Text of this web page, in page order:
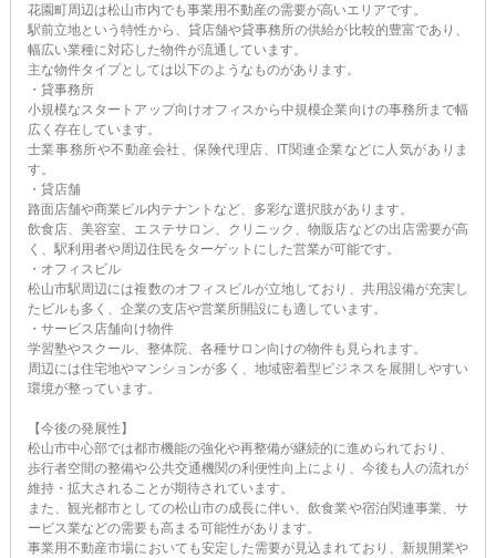
花園町周辺は松山市内でも事業用不動産の需要が高いエリアです。
駅前立地という特性から、貸店舗や貸事務所の供給が比較的豊富であり、
幅広い業種に対応した物件が流通しています。
主な物件タイプとしては以下のようなものがあります。
・貸事務所
小規模なスタートアップ向けオフィスから中規模企業向けの事務所まで幅
広く存在しています。
士業事務所や不動産会社、保険代理店、IT関連企業などに人気がありま
す。
・貸店舗
路面店舗や商業ビル内テナントなど、多彩な選択肢があります。
飲食店、美容室、エステサロン、クリニック、物販店などの出店需要が高
く、駅利用者や周辺住民をターゲットにした営業が可能です。
・オフィスビル
松山市駅周辺には複数のオフィスビルが立地しており、共用設備が充実し
たビルも多く、企業の支店や営業所開設にも適しています。
・サービス店舗向け物件
学習塾やスクール、整体院、各種サロン向けの物件も見られます。
周辺には住宅地やマンションが多く、地域密着型ビジネスを展開しやすい
環境が整っています。
【今後の発展性】
松山市中心部では都市機能の強化や再整備が継続的に進められており、
歩行者空間の整備や公共交通機関の利便性向上により、今後も人の流れが
維持・拡大されることが期待されています。
また、観光都市としての松山市の成長に伴い、飲食業や宿泊関連事業、サ
ービス業などの需要も高まる可能性があります。
事業用不動産市場においても安定した需要が見込まれており、新規開業や